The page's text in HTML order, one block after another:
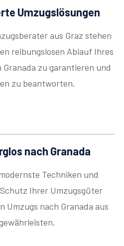
Umzugslösungen
aus Graz stehen
reibungslosen Ablauf Ihres
Granada zu garantieren und
zu beantworten.
nach Granada
Techniken und
Ihrer Umzugsgüter
Umzugs nach Granada aus